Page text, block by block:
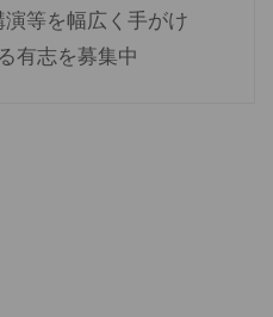
等を幅広く手がけ
有志を募集中